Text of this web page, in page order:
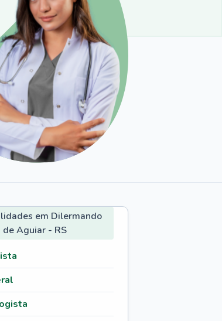
em Dilermando
de Aguiar - RS